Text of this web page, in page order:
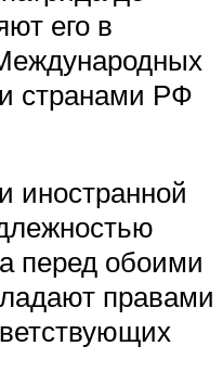
его в
странами РФ
иностранной
перед обоими
правами